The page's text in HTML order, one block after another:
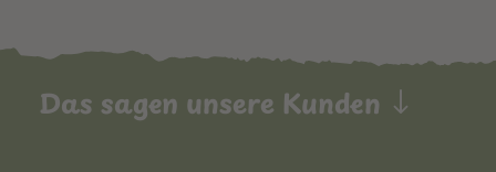
Das sagen unsere Kunden